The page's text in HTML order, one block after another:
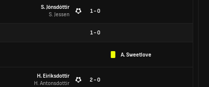
S. Jónsdóttir
S. Jessen
1 - 0
1-0
A. Sweetlove
H. Eiriksdottir
H. Antonsdottir
2 - 0